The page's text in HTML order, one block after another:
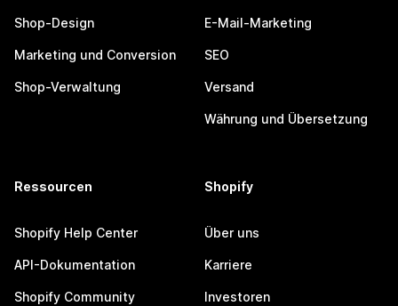
Shop-Design
Marketing und Conversion
Shop-Verwaltung
E-Mail-Marketing
SEO
Versand
Währung und Übersetzung
Ressourcen
Shopify Help Center
API-Dokumentation
Shopify Community
Shopify
Über uns
Karriere
Investoren